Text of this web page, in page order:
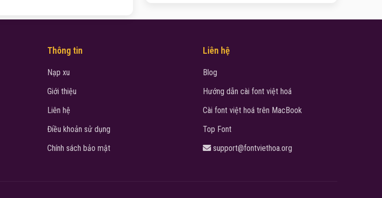
Thông tin
Nạp xu
Giới thiệu
Liên hệ
Điều khoản sử dụng
Chính sách bảo mật
Liên hệ
Blog
Hướng dẫn cài font việt hoá
Cài font việt hoá trên MacBook
Top Font
support@fontviethoa.org